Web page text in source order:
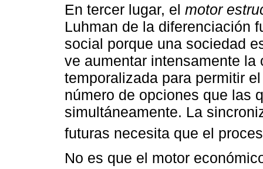
En tercer lugar, el motor
Luhman de la diferenciación
social porque una sociedad
ve aumentar intensamente
temporalizada para permitir
número de opciones que las
simultáneamente. La
futuras necesita que el
No es que el motor